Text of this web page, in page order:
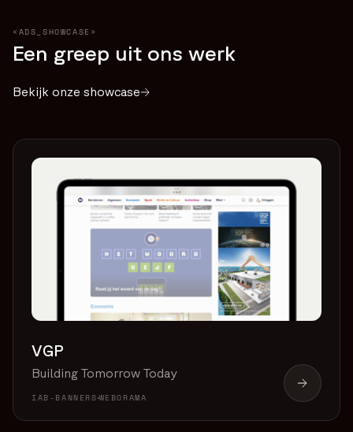
<ADS_SHOWCASE>
Een greep uit ons werk
Bekijk onze showcase
VGP
Building Tomorrow Today
IAB-BANNERS WEBORAMA